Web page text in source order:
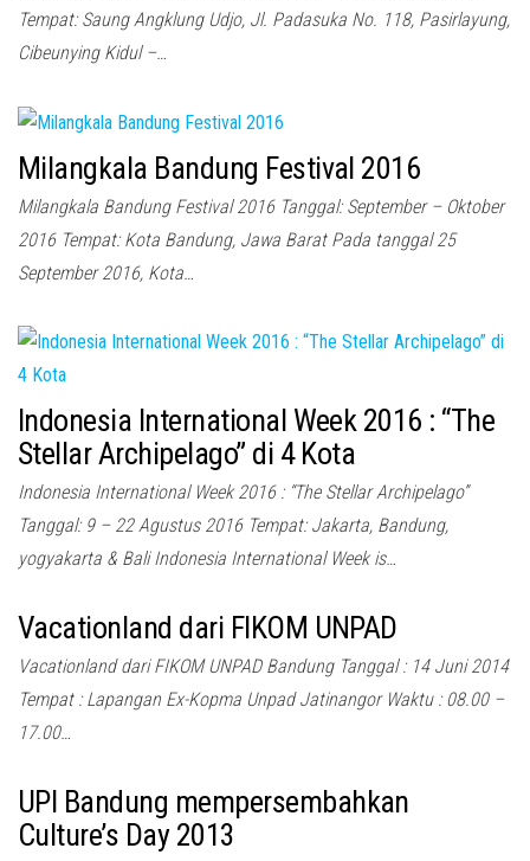
Tempat: Saung Angklung Udjo, Jl. Padasuka No. 118, Pasirlayung,
Cibeunying Kidul –…
Milangkala Bandung Festival 2016
Milangkala Bandung Festival 2016 Tanggal: September – Oktober
2016 Tempat: Kota Bandung, Jawa Barat Pada tanggal 25
September 2016, Kota…
Indonesia International Week 2016 : “The
Stellar Archipelago” di 4 Kota
Indonesia International Week 2016 : “The Stellar Archipelago”
Tanggal: 9 – 22 Agustus 2016 Tempat: Jakarta, Bandung,
yogyakarta & Bali Indonesia International Week is…
Vacationland dari FIKOM UNPAD
Vacationland dari FIKOM UNPAD Bandung Tanggal : 14 Juni 2014
Tempat : Lapangan Ex-Kopma Unpad Jatinangor Waktu : 08.00 –
17.00…
UPI Bandung mempersembahkan
Culture’s Day 2013